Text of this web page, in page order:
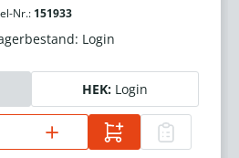
Nr.: 151933
Login
HEK: Login